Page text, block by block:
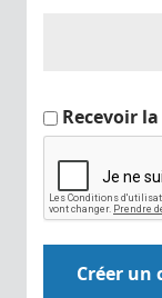
Recevoir